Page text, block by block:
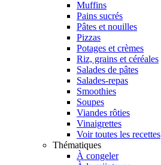
Muffins
Pains sucrés
Pâtes et nouilles
Pizzas
Potages et crèmes
Riz, grains et céréales
Salades de pâtes
Salades-repas
Smoothies
Soupes
Viandes rôties
Vinaigrettes
Voir toutes les recettes
Thématiques
À congeler